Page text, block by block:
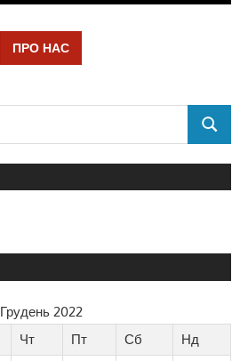
ПРО НАС
Грудень 2022
Чт Пт Сб
Нд